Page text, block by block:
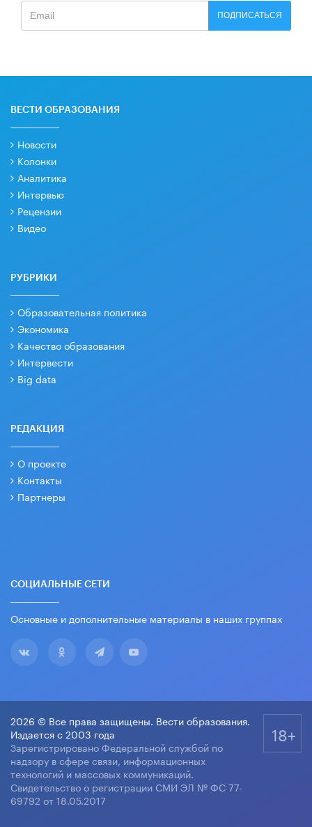
ПОДПИСАТЬСЯ
ВЕСТИ ОБРАЗОВАНИЯ
Новости
Колонки
Аналитика
Интервью
Рецензии
Видео
РУБРИКИ
Образовательная политика
Экономика
Качество образования
Интервести
Big data
РЕДАКЦИЯ
О проекте
Контакты
Партнеры
СОЦИАЛЬНЫЕ СЕТИ
Основные и дополнительные материалы в наших группах
2026 © Все права защищены. Вести образования.
Издается с 2003 года
Зарегистрировано Федеральной службой по
надзору в сфере связи, информационных
технологий и массовых коммуникаций.
Свидетельство о регистрации СМИ ЭЛ № ФС 77-
69792 от 18.05.2017
18+